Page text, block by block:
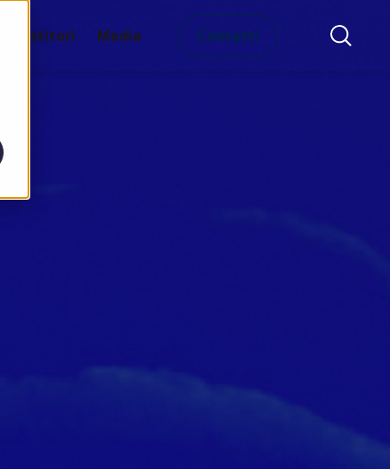
Investitori Media Contatti